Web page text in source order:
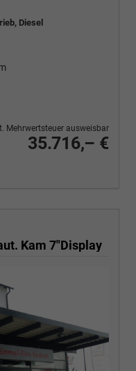
Diesel
35.716,– €
Mehrwertsteuer ausweisbar
Kam 7"Display